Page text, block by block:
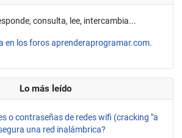
consulta, lee, intercambia...
en los foros aprenderaprogramar.com.
Lo más leído
o contraseñas de redes wifi (cracking "a
una red inalámbrica?